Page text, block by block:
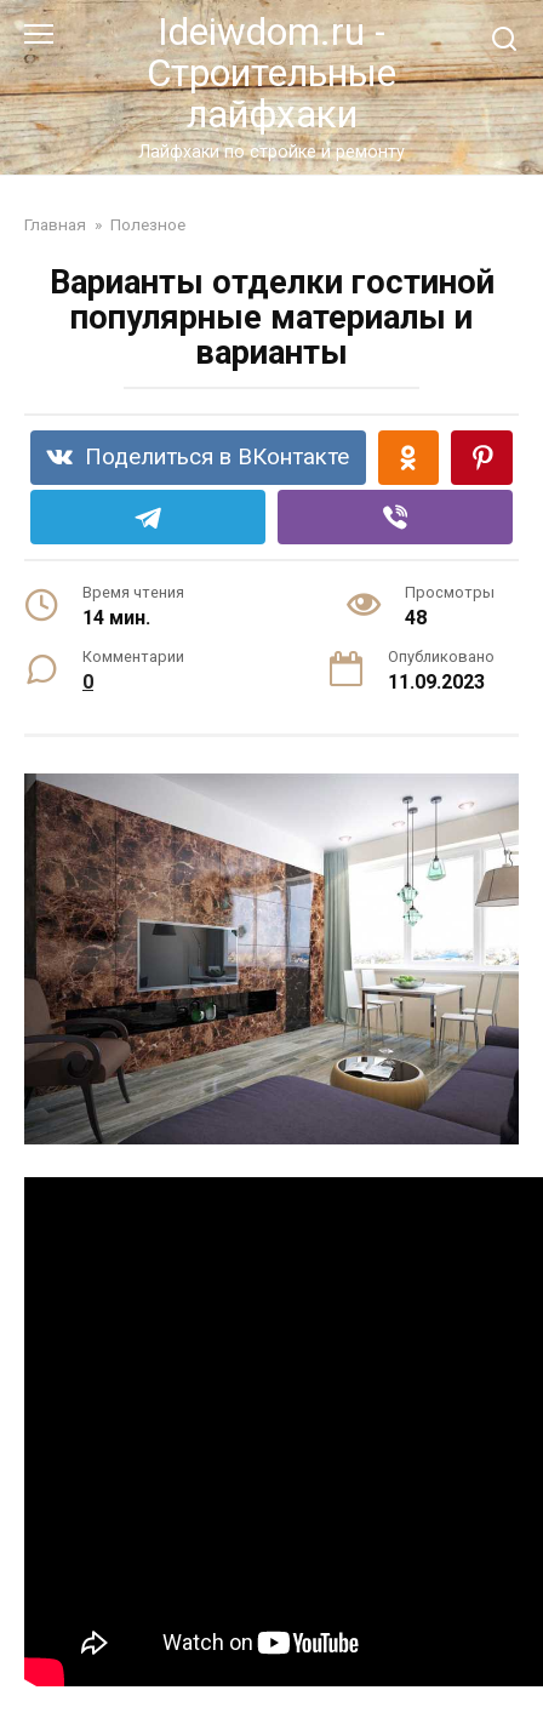
Перейти
к
контенту
Ideiwdom.ru -
Строительные
лайфхаки
Лайфхаки по стройке и ремонту
Главная » Полезное
Варианты отделки гостиной
популярные материалы и
варианты
Поделиться в ВКонтакте
Время чтения
14 мин.
Просмотры
48
Комментарии
0
Опубликовано
11.09.2023